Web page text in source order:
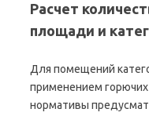
Расчет
площади и
Для помещений
применением
нормативы